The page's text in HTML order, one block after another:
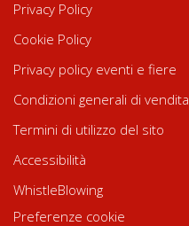
Privacy Policy
Cookie Policy
Privacy policy eventi e fiere
Condizioni generali di vendita
Termini di utilizzo del sito
Accessibilità
WhistleBlowing
Preferenze cookie